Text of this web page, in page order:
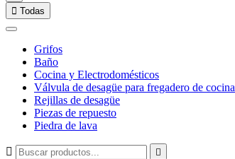
 Todas
Grifos
Baño
Cocina y Electrodomésticos
Válvula de desagüe para fregadero de cocina
Rejillas de desagüe
Piezas de repuesto
Piedra de lava
 